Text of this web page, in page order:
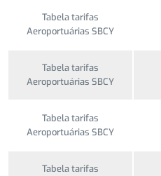
Tabela tarifas
Aeroportuárias SBCY
Tabela tarifas
Aeroportuárias SBCY
Tabela tarifas
Aeroportuárias SBCY
Tabela tarifas